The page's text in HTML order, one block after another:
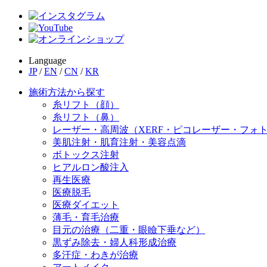
Language
JP / EN / CN / KR
施術方法から探す
糸リフト（顔）
糸リフト（鼻）
レーザー・高周波（XERF・ピコレーザー・フォ
美肌注射・肌育注射・美容点滴
ボトックス注射
ヒアルロン酸注入
再生医療
医療脱毛
医療ダイエット
薄毛・育毛治療
目元の治療（二重・眼瞼下垂など）
黒ずみ除去・婦人科形成治療
多汗症・わきが治療